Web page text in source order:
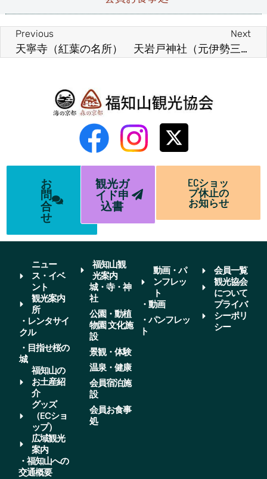
Previous
天寧寺（紅葉の名所）
Next
天岩戸神社（元伊勢三社の一つ）
お
問
合
せ
観光ガ
イド申
込書
ECショッ
プ休止の
お知らせ
ニュー
ス・イベ
ント
観光案内
所
・レンタサイ
クル
・目指せ桜の
城
福知山の
お土産紹
介
グッズ
（ECショ
ップ）
広域観光
案内
・福知山への
交通概要
福知山観
光案内
城・寺・神
社
公園・動植
物園 文化施
設
景観・体験
温泉・健康
会員宿泊施
設
会員お食事
処
動画・パ
ンフレッ
ト
・動画
・パンフレッ
ト
会員一覧
観光協会
について
プライバ
シーポリ
シー